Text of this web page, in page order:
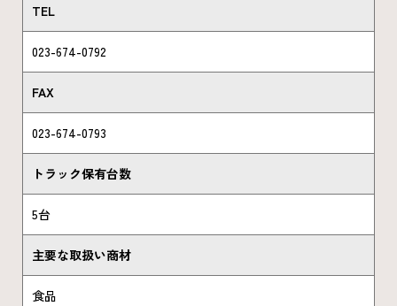
TEL
023-674-0792
FAX
023-674-0793
トラック保有台数
5台
主要な取扱い商材
食品